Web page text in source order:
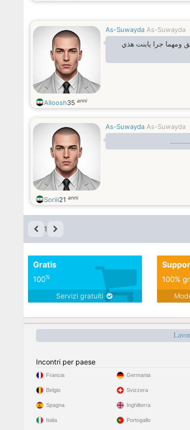
As-Suwayda As-Suwayda
ومهما جرا يابنت هذي
Alloosh35 anni
As-Suwayda As-Suwayda
Soriii21 anni
1
Gratis
100%
Servizi gratuiti
100%
Incontri per paese
Francia
Belgio
Spagna
Italia
Germania
Svizzera
Inghilterra
Portogallo